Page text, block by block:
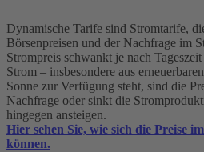
Dynamische Tarife sind Stromtarife,
Börsenpreisen und der Nachfrage im
Strompreis schwankt je nach
Strom – insbesondere aus
Sonne zur Verfügung steht, sind die
Nachfrage oder sinkt die
hingegen ansteigen.
Hier sehen Sie, wie sich die Preise
können.